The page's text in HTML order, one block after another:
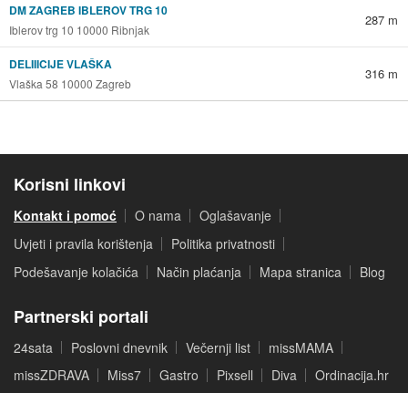
DM ZAGREB IBLEROV TRG 10
Iblerov trg 10 10000 Ribnjak
287 m
DELIIICIJE VLAŠKA
Vlaška 58 10000 Zagreb
316 m
Korisni linkovi
Kontakt i pomoć O nama
Oglašavanje
Uvjeti i pravila korištenja
Politika privatnosti
Podešavanje kolačića
Način plaćanja Mapa stranica Blog
Partnerski portali
24sata Poslovni dnevnik Večernji list
missMAMA
missZDRAVA
Miss7 Gastro Pixsell Diva Ordinacija.hr